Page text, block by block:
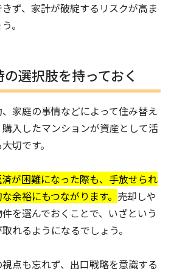
ず、家計が破綻するリスクが高ま
。
選択肢を持っておく
家庭の事情などによって住み替え
入したマンションが資産として活
切です。
が困難になった際も、手放せられ
余裕にもつながります。 売却しや
を選んでおくことで、いざという
れるようになるでしょう。
点も忘れず、出口戦略を意識する